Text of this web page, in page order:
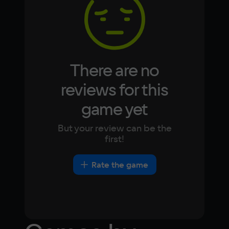
Video card
NVIDIA GeForce GTX 1050
Other
DirectX(R): 11, Звуковая карта: Совместимая
Japanese
There are no
reviews for this
game yet
But your review can be the
first!
Rate the game